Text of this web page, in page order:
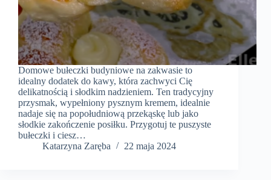
Domowe bułeczki budyniowe na zakwasie to
idealny dodatek do kawy, która zachwyci Cię
delikatnością i słodkim nadzieniem. Ten tradycyjny
przysmak, wypełniony pysznym kremem, idealnie
nadaje się na popołudniową przekąskę lub jako
słodkie zakończenie posiłku. Przygotuj te puszyste
bułeczki i ciesz…
Katarzyna Zaręba
22 maja 2024